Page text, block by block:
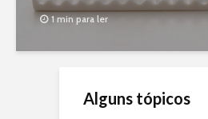
1 min para ler
Alguns tópicos